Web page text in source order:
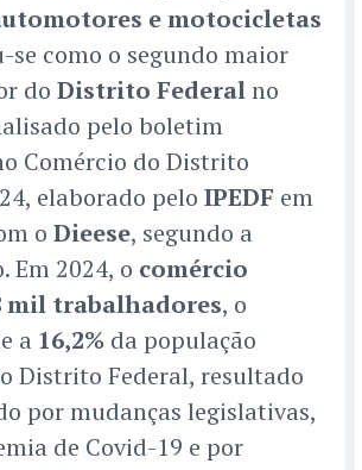
e motocicletas
se como o segundo maior
do Distrito Federalno
pelo boletim
Comércio do Distrito
elaborado pelo IPEDF em
o Dieese, segundo a
Em 2024, o comércio
mil trabalhadores, o
a 16,2% da população
Distrito Federal, resultado
por mudanças legislativas,
de Covid-19 e por